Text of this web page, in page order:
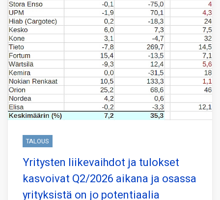
TALOUS
Yritysten liikevaihdot ja tulokset
kasvoivat Q2/2026 aikana ja osassa
yrityksistä on jo potentiaalia